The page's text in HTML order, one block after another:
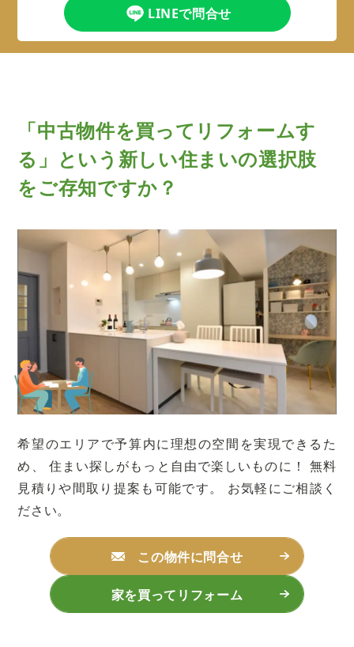
LINEで問合せ
「中古物件を買ってリフォームす
る」という 新しい住まいの選択肢
をご存知ですか？
希望のエリアで予算内に理想の空間を実現できるた
め、
住まい探しがもっと自由で楽しいものに！ 無料
見積りや間取り提案も可能です。
お気軽にご相談く
ださい。
この物件に問合せ
家を買ってリフォーム